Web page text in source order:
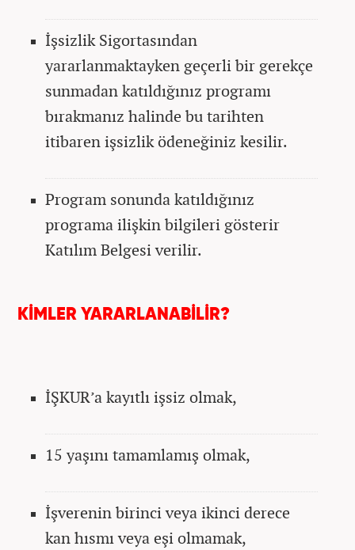
İşsizlik Sigortasından
yararlanmaktayken geçerli bir gerekçe
sunmadan katıldığınız programı
bırakmanız halinde bu tarihten
itibaren işsizlik ödeneğiniz kesilir.
Program sonunda katıldığınız
programa ilişkin bilgileri gösterir
Katılım Belgesi verilir.
KİMLER YARARLANABİLİR?
İŞKUR’a kayıtlı işsiz olmak,
15 yaşını tamamlamış olmak,
İşverenin birinci veya ikinci derece
kan hısmı veya eşi olmamak,